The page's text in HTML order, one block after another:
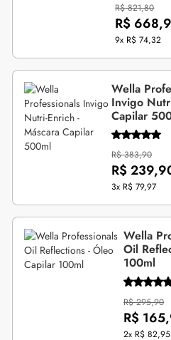
R$ 821,80
R$
9x R$ 74,32
Wella
Invigo
Capilar
R$ 383,90
R$
3x R$ 79,97
Wella
Oil
100ml
R$ 295,90
R$
2x R$ 82,95